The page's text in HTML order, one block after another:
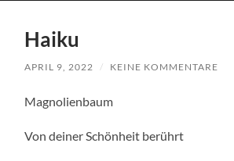
Haiku
APRIL 9, 2022 / KEINE KOMMENTARE
Magnolienbaum
Von deiner Schönheit berührt